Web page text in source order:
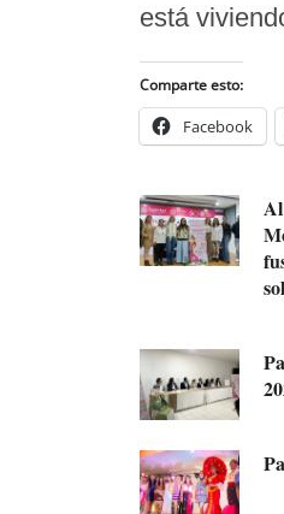
está
Comparte esto:
Facebook